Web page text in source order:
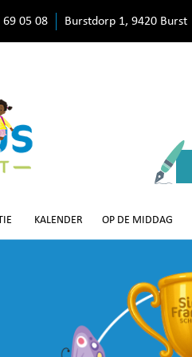
69 05 08 Burstdorp 1, 9420 Burst
KALENDER OP DE MIDDAG